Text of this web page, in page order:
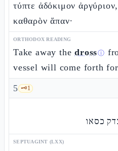
τύπτε ἀδόκιμον
καθαρὸν ἅπαν·
ORTHODOX READING
Take away thedrossⓘ
vessel will come forth
5 🗝️1
כסאו
SEPTUAGINT (LXX)